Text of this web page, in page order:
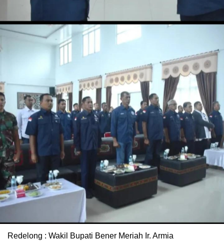
Redelong : Wakil Bupati Bener Meriah Ir. Armia